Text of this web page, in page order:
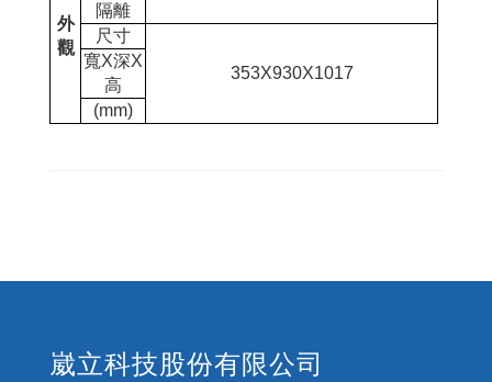
外
觀
隔離
尺寸
353X930X1017
寬X深X
高
(mm)
崴立科技股份有限公司